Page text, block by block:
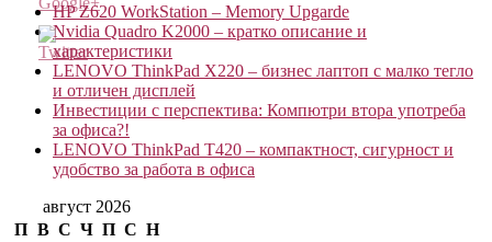
HP Z620 WorkStation – Memory Upgarde
Nvidia Quadro K2000 – кратко описание и
характеристики
LENOVO ThinkPad X220 – бизнес лаптоп с малко тегло
и отличен дисплей
Инвестиции с перспектива: Компютри втора употреба
за офиса?!
LENOVO ThinkPad T420 – компактност, сигурност и
удобство за работа в офиса
август 2026
П В С Ч П С Н
http://blog.kvantservice.com/tag/